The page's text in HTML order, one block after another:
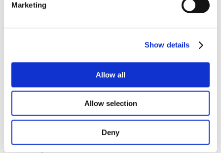
Marketing
Show details
Allow all
Allow selection
Deny
FAQ
News and events
Cookies administration